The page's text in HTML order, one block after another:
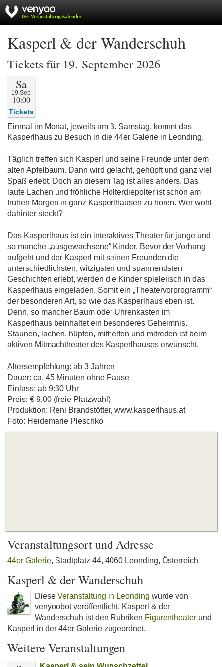
Kasperl & der Wanderschuh
Tickets für 19. September 2026
Sa
19.Sep
10:00
Tickets
Einmal im Monat, jeweils am 3. Samstag, kommt das
Kasperlhaus zu Besuch in die 44er Galerie in Leonding.
Täglich treffen sich Kasperl und seine Freunde unter dem
alten Apfelbaum. Dann wird gelacht, gehüpft und ganz viel
Spaß erlebt. Doch an diesem Tag ist alles anders. Das
laute Lachen und fröhliche Holterdiepolter ist schon am
frühen Morgen in ganz Kasperlhausen zu hören. Wer wohl
dahinter steckt?
Das Kasperlhaus ist ein interaktives Theater für junge und
so manche „ausgewachsene“ Kinder. Bevor der Vorhang
aufgeht und der Kasperl mit seinen Freunden die
unterschiedlichsten, witzigsten und spannendsten
Geschichten erlebt, werden die Kinder spielerisch in das
Kasperlhaus eingeladen. Somit ein „Theatervorprogramm“
der besonderen Art, so wie das Kasperlhaus eben ist.
Denn, so mancher Baum oder Uhrenkasten im
Kasperlhaus beinhaltet ein besonderes Geheimnis.
Staunen, lachen, hüpfen, mithelfen und mitreden ist beim
aktiven Mitmachtheater des Kasperlhauses erwünscht.
Altersempfehlung: ab 3 Jahren
Dauer: ca. 45 Minuten ohne Pause
Einlass: ab 9:30 Uhr
Preis: € 9,00 (freie Platzwahl)
Produktion: Reni Brandstötter, www.kasperlhaus.at
Foto: Heidemarie Pleschko
Veranstaltungsort und Adresse
44er Galerie, Stadtplatz 44, 4060 Leonding, Österreich
Kasperl & der Wanderschuh
Diese Veranstaltung in Leonding wurde von
venyoobot veröffentlicht. Kasperl & der
Wanderschuh ist den Rubriken Figurentheater und
Kasperl in der 44er Galerie zugeordnet.
Weitere Veranstaltungen